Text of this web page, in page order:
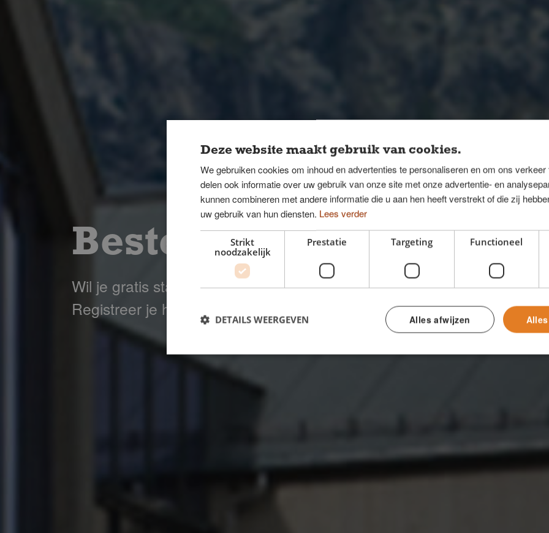
Bestel stalen.
Wil je gratis stalen van Superwood, zodat je de kwaliteit zelf kunt zien?
Registreer je hieronder en ontvang het productstaal thuis.
Deze website maakt gebruik van cookies.
We gebruiken cookies om inhoud en advertenties te personaliseren en om ons
delen ook informatie over uw gebruik van onze site met onze advertentie- en
kunnen combineren met andere informatie die u aan hen heeft verstrekt of die zij
uw gebruik van hun diensten. Lees verder
Strikt
noodzakelijk
Prestatie Targeting
Functioneel
Alles afwijzen
DETAILS WEERGEVEN